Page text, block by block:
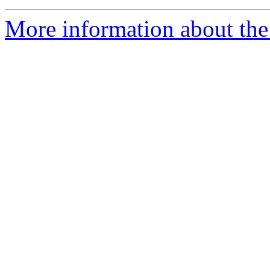
More information about